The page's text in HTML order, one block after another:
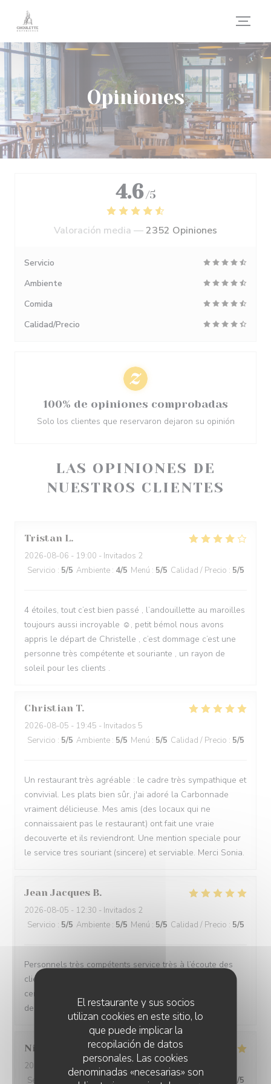
Personalización de sus opciones de cookies
El restaurante y sus socios
utilizan cookies en este sitio, lo
que puede implicar la
recopilación de datos
personales. Las cookies
denominadas «necesarias» son
Opiniones
LAS OPINIONES DE
NUESTROS CLIENTES
Tristan L
2026-08-06 - 19:00 - Invitados 2
Servicio : 5/5 Ambiente : 4/5 Menú : 5/5 Calidad / Precio : 5/5
4 étoiles, tout c’est bien passé , l’andouillette au maroilles
toujours aussi incroyable ☺️, petit bémol nous avons
appris le départ de Christelle , c’est dommage c’est une
personne très compétente et souriante , un rayon de
soleil pour les clients .
Christian T
2026-08-05 - 19:45 - Invitados 5
Servicio : 5/5 Ambiente : 5/5 Menú : 5/5 Calidad / Precio : 5/5
Un restaurant très agréable : le cadre très sympathique et
convivial. Les plats bien sûr, j'ai adoré la Carbonnade
vraiment délicieuse. Mes amis (des locaux qui ne
connaissaient pas le restaurant) ont fait une vraie
decouverte et ils reviendront. Une mention speciale pour
le service tres souriant (sincere) et serviable. Merci Sonia.
Jean Jacques B
2026-08-05 - 12:30 - Invitados 2
Servicio : 5/5 Ambiente : 5/5 Menú : 5/5 Calidad / Precio : 5/5
Personnels très compétents service très à l’écoute des
clients on se sent pas du tout oppressé comme dans
certains restaurants et le menu très bon de l’entrée au
dessert
Nicole
2026-08-05
- 12:15 - Invitados 3
Servicio
Ambiente : Menú /5 /5
4.6 /5
Valoración media —2352 Opiniones
Servicio
Ambiente
Comida
Calidad/Precio
100% de opiniones comprobadas
Solo los clientes que reservaron dejaron su opinión